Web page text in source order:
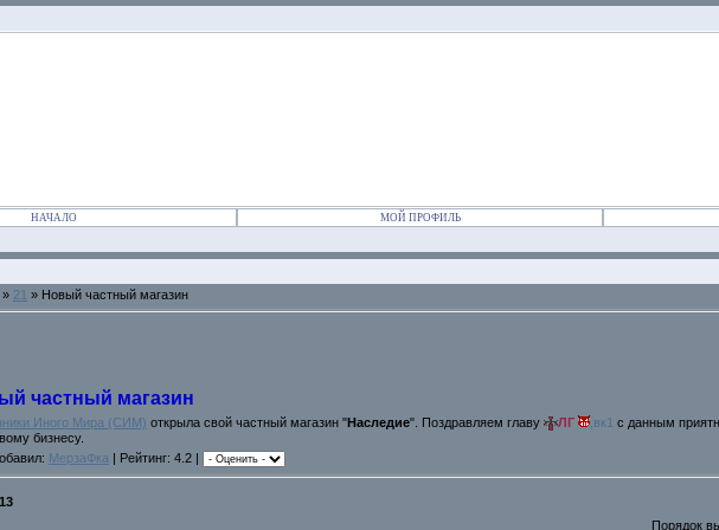
НАЧАЛО МОЙ ПРОФИЛЬ
» 21 » Новый частный магазин
частный магазин
Иного Мира (СИМ) открыла свой частный магазин "Наследие". Поздравляем главу ЛГ вк1 с данным
бизнесу.
МерзаФка | Рейтинг: 4.2 |
13
Порядок